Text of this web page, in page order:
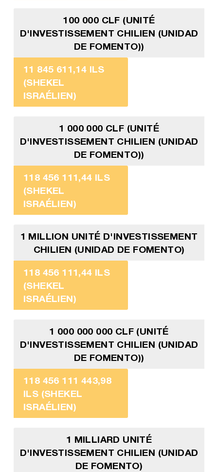
100 000 CLF (UNITÉ
D'INVESTISSEMENT CHILIEN (UNIDAD
DE FOMENTO))
11 845 611,14 ILS
(SHEKEL
ISRAÉLIEN)
1 000 000 CLF (UNITÉ
D'INVESTISSEMENT CHILIEN (UNIDAD
DE FOMENTO))
118 456 111,44 ILS
(SHEKEL
ISRAÉLIEN)
1 MILLION UNITÉ D'INVESTISSEMENT
CHILIEN (UNIDAD DE FOMENTO)
118 456 111,44 ILS
(SHEKEL
ISRAÉLIEN)
1 000 000 000 CLF (UNITÉ
D'INVESTISSEMENT CHILIEN (UNIDAD
DE FOMENTO))
118 456 111 443,98
ILS (SHEKEL
ISRAÉLIEN)
1 MILLIARD UNITÉ
D'INVESTISSEMENT CHILIEN (UNIDAD
DE FOMENTO)